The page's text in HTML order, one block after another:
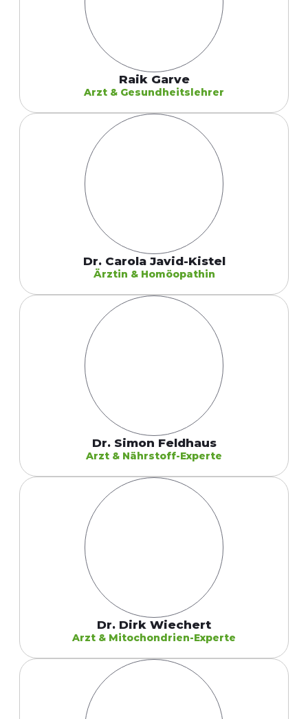
Raik Garve
Arzt & Gesundheitslehrer
Dr. Carola Javid-Kistel
Ärztin & Homöopathin
Dr. Simon Feldhaus
Arzt & Nährstoff-Experte
Dr. Dirk Wiechert
Arzt & Mitochondrien-Experte